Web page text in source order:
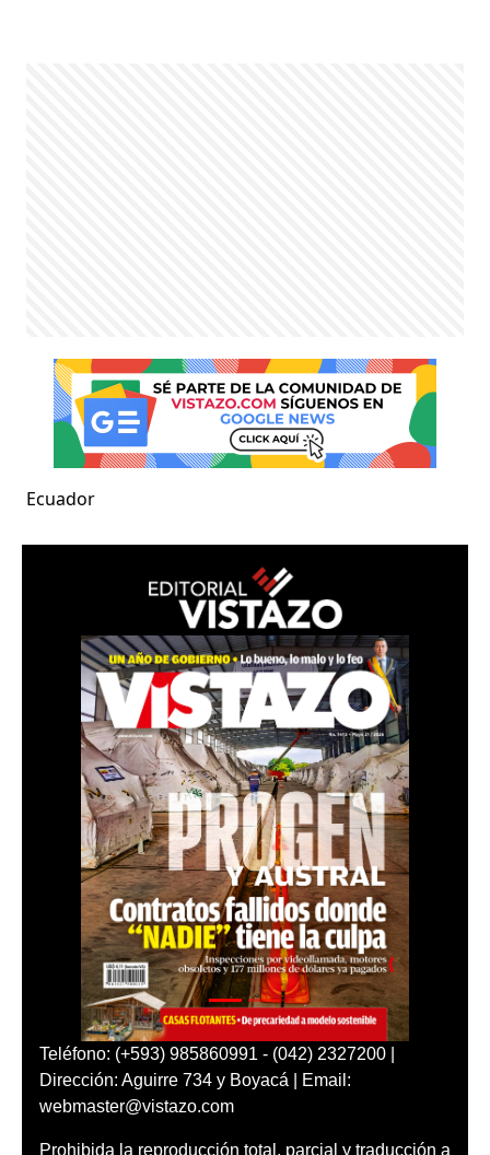
Ecuador
Teléfono: (+593) 985860991 - (042) 2327200 |
Dirección: Aguirre 734 y Boyacá | Email:
webmaster@vistazo.com
Prohibida la reproducción total, parcial y traducción a